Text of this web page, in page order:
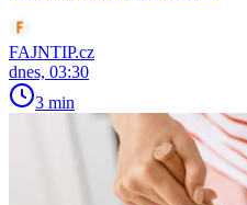
FAJNTIP.cz
dnes, 03:30
3 min